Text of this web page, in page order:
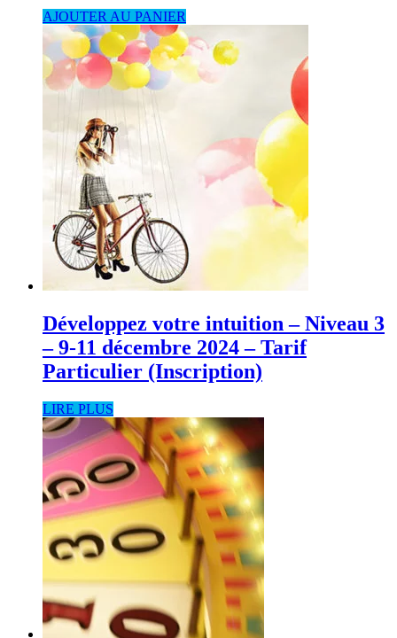
AJOUTER AU PANIER
Développez votre intuition – Niveau 3
– 9-11 décembre 2024 – Tarif
Particulier (Inscription)
LIRE PLUS